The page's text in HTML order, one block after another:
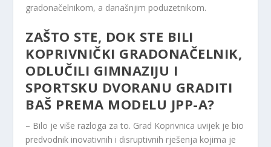
gradonačelnikom, a današnjim poduzetnikom.
ZAŠTO STE, DOK STE BILI
KOPRIVNIČKI GRADONAČELNIK,
ODLUČILI GIMNAZIJU I
SPORTSKU DVORANU GRADITI
BAŠ PREMA MODELU JPP-A?
– Bilo je više razloga za to. Grad Koprivnica uvijek je bio
predvodnik inovativnih i disruptivnih rješenja kojima je